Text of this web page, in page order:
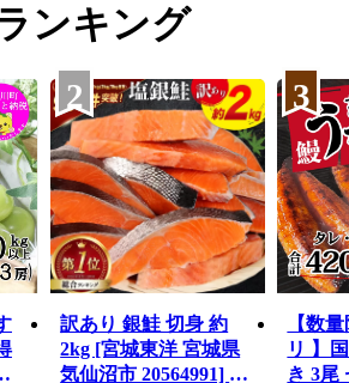
ンキング
2
訳あり 銀鮭 切身 約
2kg [宮城東洋 宮城県
気仙沼市 20564991] 鮭
3
【数
リ 】
き 3尾